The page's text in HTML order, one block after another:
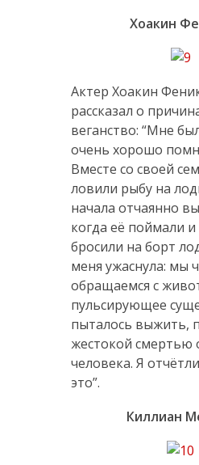
Хоакин
Актер Хоакин
рассказал о
веганство: “Мне
очень хорошо
Вместе со своей
ловили рыбу на
начала отчаянно
когда её поймали и
бросили на борт
меня ужаснула: мы
обращаемся с
пульсирующее
пыталось выжить,
жестокой смертью
человека. Я
это”.
Киллиан